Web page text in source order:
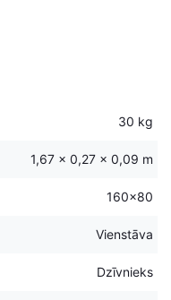
30 kg
1,67 × 0,27 × 0,09 m
160×80
Vienstāva
Dzīvnieks